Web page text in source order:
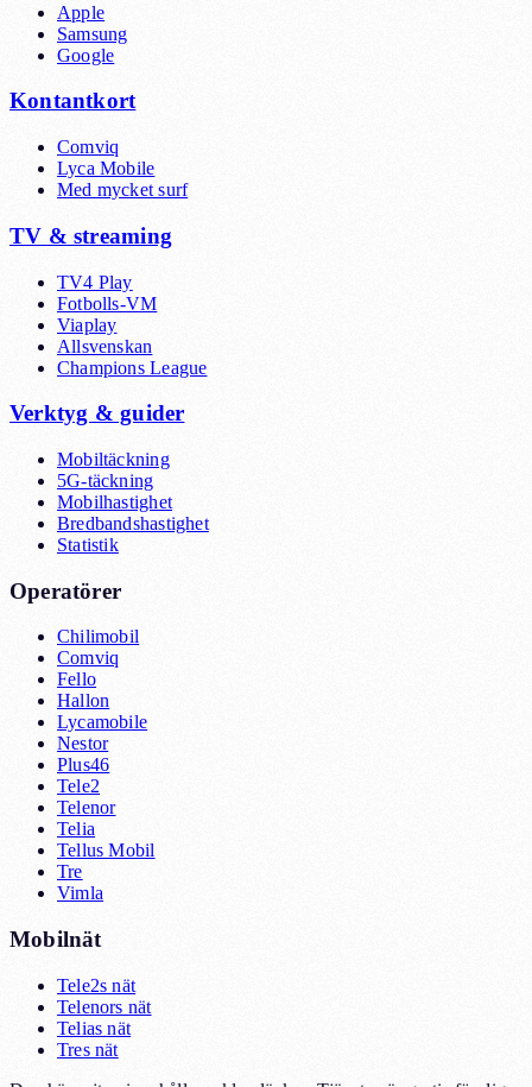
Apple
Samsung
Google
Kontantkort
Comviq
Lyca Mobile
Med mycket surf
TV & streaming
TV4 Play
Fotbolls-VM
Viaplay
Allsvenskan
Champions League
Verktyg & guider
Mobiltäckning
5G-täckning
Mobilhastighet
Bredbandshastighet
Statistik
Operatörer
Chilimobil
Comviq
Fello
Hallon
Lycamobile
Nestor
Plus46
Tele2
Telenor
Telia
Tellus Mobil
Tre
Vimla
Mobilnät
Tele2s nät
Telenors nät
Telias nät
Tres nät